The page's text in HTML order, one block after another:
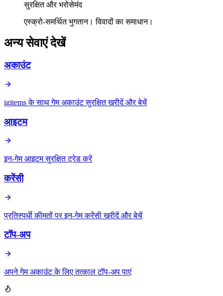
सुरक्षित और भरोसेमंद
एस्क्रो-समर्थित भुगतान। विवादों का समाधान।
अन्य सेवाएं देखें
अकाउंट
igitems के साथ गेम अकाउंट सुरक्षित खरीदें और बेचें
आइटम
इन-गेम आइटम सुरक्षित ट्रेड करें
करेंसी
प्रतिस्पर्धी कीमतों पर इन-गेम करेंसी खरीदें और बेचें
टॉप-अप
अपने गेम अकाउंट के लिए तत्काल टॉप-अप पाएं